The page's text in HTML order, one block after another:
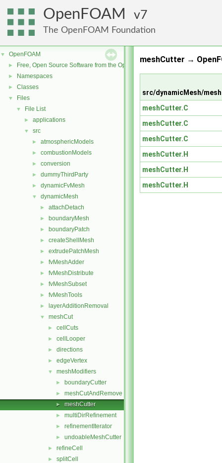
OpenFOAM 7
The OpenFOAM Foundation
▼ OpenFOAM
► Free, Open Source Software from the OpenFOAM Foundation
► Namespaces
► Classes
▼ Files
▼ File List
► applications
▼ src
► atmosphericModels
► combustionModels
► conversion
► dummyThirdParty
► dynamicFvMesh
▼ dynamicMesh
► attachDetach
► boundaryMesh
► boundaryPatch
► createShellMesh
► extrudePatchMesh
► fvMeshAdder
► fvMeshDistribute
► fvMeshSubset
► fvMeshTools
► layerAdditionRemoval
▼ meshCut
► cellCuts
► cellLooper
► directions
► edgeVertex
▼ meshModifiers
► boundaryCutter
► meshCutAndRemove
► meshCutter
► multiDirRefinement
► refinementIterator
► undoableMeshCutter
► refineCell
► splitCell
meshCutter →
src/dynamicMesh/
meshCutter.C
meshCutter.C
meshCutter.C
meshCutter.H
meshCutter.H
meshCutter.H